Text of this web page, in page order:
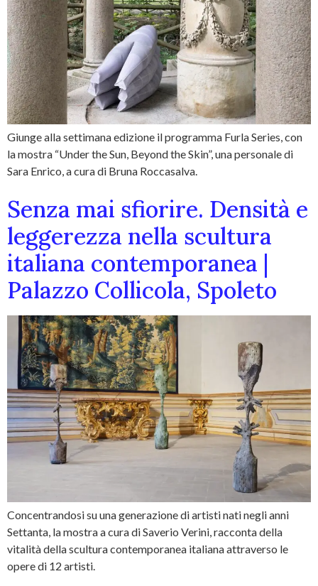
Giunge alla settimana edizione il programma Furla Series, con
la mostra “Under the Sun, Beyond the Skin”, una personale di
Sara Enrico, a cura di Bruna Roccasalva.
Senza mai sfiorire. Densità e
leggerezza nella scultura
italiana contemporanea |
Palazzo Collicola, Spoleto
Concentrandosi su una generazione di artisti nati negli anni
Settanta, la mostra a cura di Saverio Verini, racconta della
vitalità della scultura contemporanea italiana attraverso le
opere di 12 artisti.